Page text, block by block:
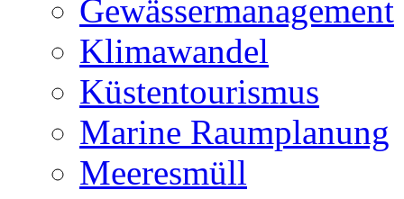
Gewässermanagement
Klimawandel
Küstentourismus
Marine Raumplanung
Meeresmüll